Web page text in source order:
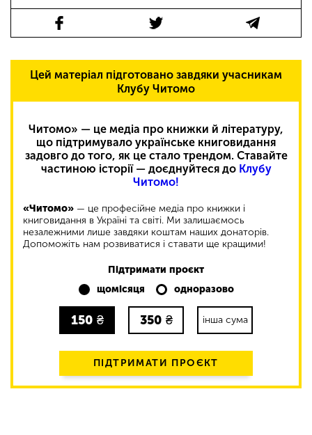
Цей матеріал підготовано завдяки учасникам
Клубу Читомо
Читомо» — це медіа про книжки й літературу,
що підтримувало українське книговидання
задовго до того, як це стало трендом. Ставайте
частиною історії — доєднуйтеся до Клубу
Читомо!
«Читомо» — це професійне медіа про книжки і
книговидання в Україні та світі. Ми залишаємось
незалежними лише завдяки коштам наших донаторів.
Допоможіть нам розвиватися і ставати ще кращими!
Підтримати проєкт
щомісяця
одноразово
150 ₴ 350 ₴ інша сума
ПІДТРИМАТИ ПРОЄКТ